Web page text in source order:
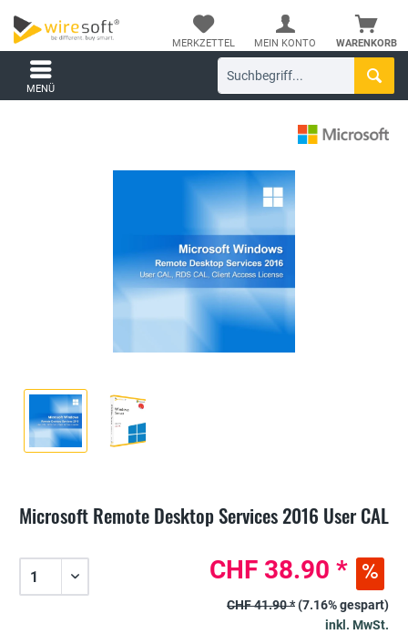
WARENKORB
MERKZETTEL MEIN KONTO
MENÜ
Microsoft Remote Desktop Services 2016 User CAL
CHF 38.90 *
CHF 41.90 *(7.16% gespart)
inkl. MwSt.